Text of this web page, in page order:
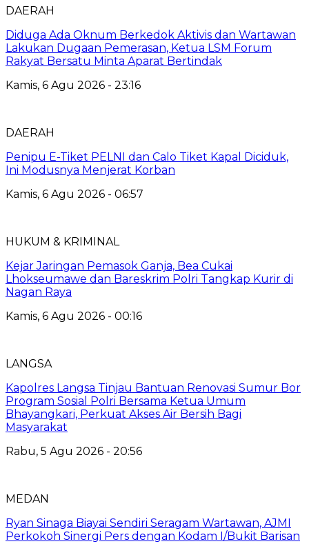
DAERAH
Diduga Ada Oknum Berkedok Aktivis dan Wartawan
Lakukan Dugaan Pemerasan, Ketua LSM Forum
Rakyat Bersatu Minta Aparat Bertindak
Kamis, 6 Agu 2026 - 23:16
DAERAH
Penipu E-Tiket PELNI dan Calo Tiket Kapal Diciduk,
Ini Modusnya Menjerat Korban
Kamis, 6 Agu 2026 - 06:57
HUKUM & KRIMINAL
Kejar Jaringan Pemasok Ganja, Bea Cukai
Lhokseumawe dan Bareskrim Polri Tangkap Kurir di
Nagan Raya
Kamis, 6 Agu 2026 - 00:16
LANGSA
Kapolres Langsa Tinjau Bantuan Renovasi Sumur Bor
Program Sosial Polri Bersama Ketua Umum
Bhayangkari, Perkuat Akses Air Bersih Bagi
Masyarakat
Rabu, 5 Agu 2026 - 20:56
MEDAN
Ryan Sinaga Biayai Sendiri Seragam Wartawan, AJMI
Perkokoh Sinergi Pers dengan Kodam I/Bukit Barisan